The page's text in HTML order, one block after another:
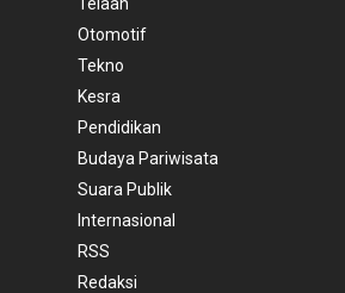
Otomotif
Tekno
Kesra
Pendidikan
Budaya Pariwisata
Suara Publik
Internasional
RSS
Redaksi